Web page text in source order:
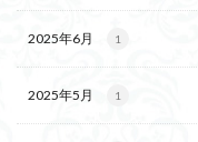
2025年6月 1
2025年5月 1